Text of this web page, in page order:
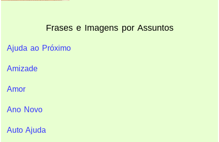
Frases e Imagens por Assuntos
Ajuda ao Próximo
Amizade
Amor
Ano Novo
Auto Ajuda